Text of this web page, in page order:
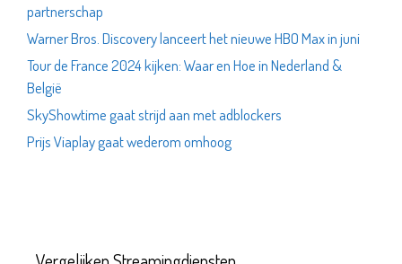
partnerschap
Warner Bros. Discovery lanceert het nieuwe HBO Max in juni
Tour de France 2024 kijken: Waar en Hoe in Nederland &
België
SkyShowtime gaat strijd aan met adblockers
Prijs Viaplay gaat wederom omhoog